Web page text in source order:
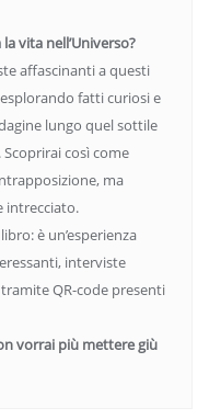
vita nell’Universo?
affascinanti a questi
fatti curiosi e
lungo quel sottile
così come
ma
intrecciato.
è un’esperienza
interviste
QR-code presenti
vorrai più mettere giù